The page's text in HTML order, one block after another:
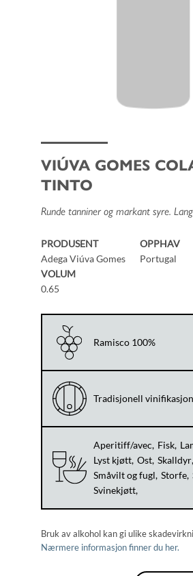
VIÚVA GOMES
TINTO
Runde tanniner og markant syre.
PRODUSENT
Adega Viúva Gomes
OPPHAV
Portugal
VOLUM
0.65
Ramisco 100%
Tradisjonell
Aperitiff/avec Fisk
Lyst kjøtt Ost Skalldyr
Småvilt og fugl Storfe
Svinekjøtt
Bruk av alkohol kan gi ulike
Nærmere informasjon finner du her.